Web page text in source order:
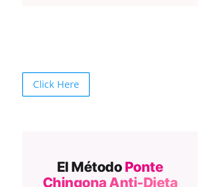
Click Here
El MétodoPonte
Chingona Anti-Dieta